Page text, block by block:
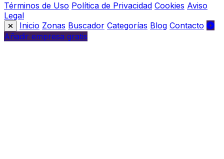
Términos de Uso Política de Privacidad Cookies Aviso
Legal
Inicio Zonas Buscador Categorías Blog Contacto
Añadir empresa gratis